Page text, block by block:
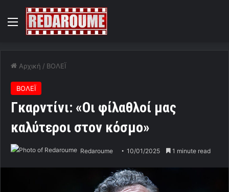
Menu
Αρχική / ΒΟΛΕΪ
ΒΟΛΕΪ
Γκαρντίνι: «Οι φίλαθλοί μας
καλύτεροι στον κόσμο»
Redaroume 10/01/2025 1 minute read